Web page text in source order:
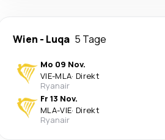
Wien - Luqa 5 Tage
Mo 09 Nov.
VIE-MLA· Direkt
Ryanair
Fr 13 Nov.
MLA-VIE· Direkt
Ryanair